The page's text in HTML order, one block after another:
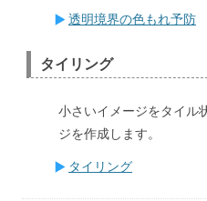
透明境界の色もれ予防
タイリング
小さいイメージをタイル
ジを作成します。
タイリング